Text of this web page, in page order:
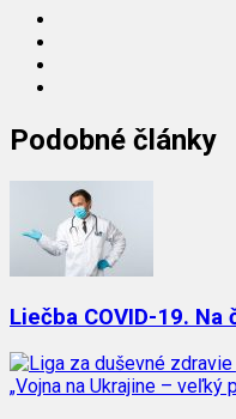
Podobné články
Liečba COVID-19. Na